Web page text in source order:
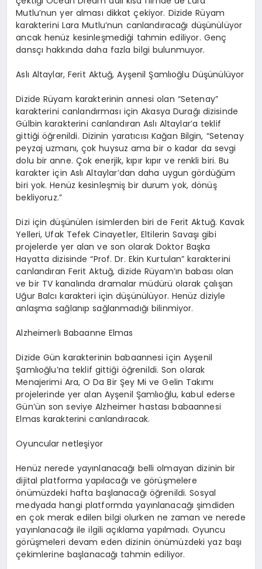
Mutlu’nun yer alması dikkat çekiyor. Dizide Rüyam
karakterini Lara Mutlu’nun canlandıracağı düşünülüyor
ancak henüz kesinleşmediği tahmin ediliyor. Genç
dansçı hakkında daha fazla bilgi bulunmuyor.
Aslı Altaylar, Ferit Aktuğ,Ayşenil Şamlıoğlu Düşünülüyor
Dizide Rüyam karakterinin annesi olan “Setenay”
karakterini canlandırması için Akasya Durağı dizisinde
Gülbin karakterini canlandıran Aslı Altaylar’a teklif
gittiği öğrenildi. Dizinin yaratıcısı Kağan Bilgin, “Setenay
peyzaj uzmanı, çok huysuz ama bir o kadar da sevgi
dolu bir anne. Çok enerjik, kıpır kıpır ve renkli biri. Bu
karakter için AslıAltaylar’dan daha uygun gördüğüm
biri yok. Henüz kesinleşmiş bir durum yok, dönüş
bekliyoruz.”
Dizi için düşünülen isimlerden biri de Ferit Aktuğ. Kavak
Yelleri, Ufak Tefek Cinayetler, Eltilerin Savaşı gibi
projelerde yer alan ve son olarak Doktor Başka
Hayatta dizisinde “Prof. Dr. Ekin Kurtulan” karakterini
canlandıran Ferit Aktuğ, dizideRüyam’ın babası olan
ve bir TV kanalında dramalar müdürü olarak çalışan
Uğur Balcı karakteri için düşünülüyor. Henüz diziyle
anlaşma sağlanıp sağlanmadığı bilinmiyor.
Alzheimerlı Babaanne Elmas
Dizide Gün karakterinin babaannesi için Ayşenil
Şamlıoğlu’na teklif gittiği öğrenildi. Son olarak
Menajerimi Ara, O Da Bir Şey Mi ve Gelin Takımı
projelerinde yer alan Ayşenil Şamlıoğlu, kabul ederse
Gün’ün son seviyeAlzheimer hastası babaannesi
Elmas karakterini canlandıracak.
Oyuncular netleşiyor
Henüz nerede yayınlanacağı belli olmayan dizinin bir
dijital platforma yapılacağı ve görüşmelere
önümüzdeki hafta başlanacağı öğrenildi. Sosyal
medyada hangi platformda yayınlanacağı şimdiden
en çok merak edilen bilgi olurken ne zaman ve nerede
yayınlanacağı ile ilgili açıklama yapılmadı. Oyuncu
görüşmeleri devam eden dizinin önümüzdeki yaz başı
çekimlerine başlanacağı tahmin ediliyor.